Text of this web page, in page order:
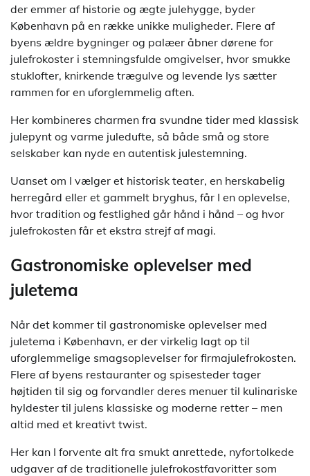
der emmer af historie og ægte julehygge, byder
København på en række unikke muligheder. Flere af
byens ældre bygninger og palæer åbner dørene for
julefrokoster i stemningsfulde omgivelser, hvor smukke
stuklofter, knirkende trægulve og levende lys sætter
rammen for en uforglemmelig aften.
Her kombineres charmen fra svundne tider med klassisk
julepynt og varme juledufte, så både små og store
selskaber kan nyde en autentisk julestemning.
Uanset om I vælger et historisk teater, en herskabelig
herregård eller et gammelt bryghus, får I en oplevelse,
hvor tradition og festlighed går hånd i hånd – og hvor
julefrokosten får et ekstra strejf af magi.
Gastronomiske oplevelser med
juletema
Når det kommer til gastronomiske oplevelser med
juletema i København, er der virkelig lagt op til
uforglemmelige smagsoplevelser for firmajulefrokosten.
Flere af byens restauranter og spisesteder tager
højtiden til sig og forvandler deres menuer til kulinariske
hyldester til julens klassiske og moderne retter – men
altid med et kreativt twist.
Her kan I forvente alt fra smukt anrettede, nyfortolkede
udgaver af de traditionelle julefrokostfavoritter som